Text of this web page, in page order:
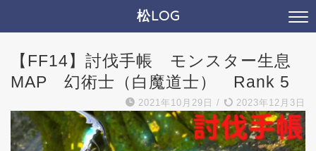
松LOG
【FF14】討伐手帳 モンスター生息
MAP 幻術士（白魔道士） Rank 5
2021年10月29日 / 2023年12月3日